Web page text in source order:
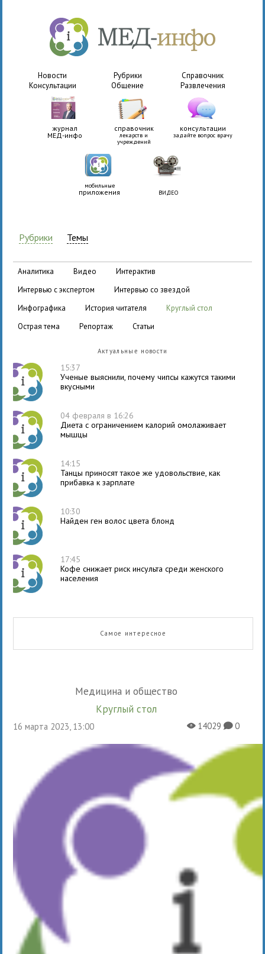
Новости Рубрики
Справочник
Консультации
Общение Развлечения
журнал
МЕД-инфо
справочник
лекарств и
учреждений
консультации
задайте вопрос врачу
мобильные
приложения ВИДЕО
Рубрики Темы
аналитика видео
интерактив
интервью с экспертом
интервью со звездой
инфографика
история читателя
круглый стол
острая тема
репортаж статьи
Актуальные новости
15:37
Ученые выяснили, почему чипсы кажутся такими
вкусными
04 февраля в 16:26
Диета с ограничением калорий омолаживает
мышцы
14:15
Танцы приносят такое же удовольствие, как
прибавка к зарплате
10:30
Найден ген волос цвета блонд
17:45
Кофе снижает риск инсульта среди женского
населения
Самое интересное
Медицина и общество
Круглый стол
16 марта 2023, 13:00 X14029K0